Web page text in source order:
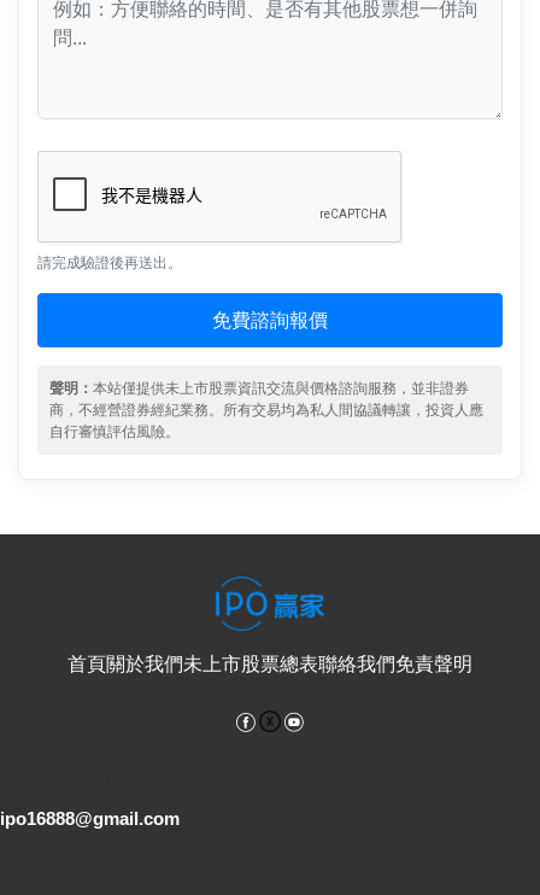
請完成驗證後再送出。
免費諮詢報價
聲明： 本站僅提供未上市股票資訊交流與價格諮詢服務，並非證券
商，不經營證券經紀業務。所有交易均為私人間協議轉讓，投資人應
自行審慎評估風險。
首頁關於我們未上市股票總表聯絡我們免責聲明
Facebook
ipo16888@gmail.com